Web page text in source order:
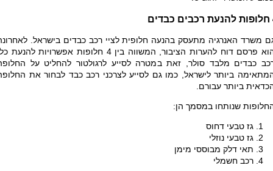
משרד האנרגיה מתעסק בהנעה חלופית לציי רכב כבדים בישראל.
הוא פרסם דוח להערות הציבור, המשווה בין 4 חלופות אפשרויות להנעת
כבדים מלבד סולר, זאת במטרה לסייע לרגולטור להחליט על
ביותר לישראל, כמו גם לסייע לצרכני רכב כבד לבחור את
ביותר עבורם.
שנותחו במסמך הן:
גז טבעי דחוס
גז טבעי נוזלי
תאי דלק מבוססי מימן
רכב חשמלי